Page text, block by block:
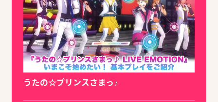
うたの☆プリンスさまっ♪